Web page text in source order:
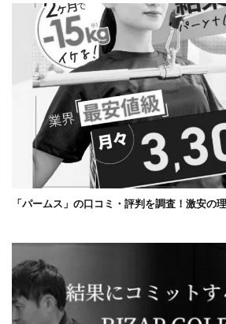
「パームス」の口コミ・評判を調査！激安の